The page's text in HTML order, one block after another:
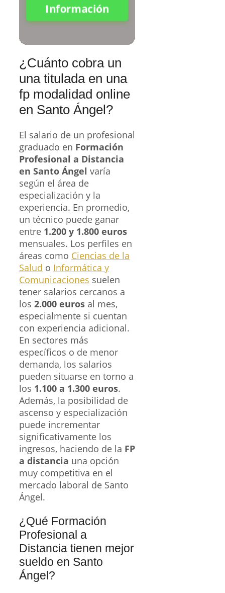
Información
¿Cuánto cobra un
una titulada en una
fp modalidad online
en Santo Ángel?
El salario de un profesional
graduado en Formación
Profesional a Distancia
en Santo Ángel varía
según el área de
especialización y la
experiencia. En promedio,
un técnico puede ganar
entre 1.200 y 1.800 euros
mensuales. Los perfiles en
áreas como Ciencias de la
Salud o Informática y
Comunicaciones suelen
tener salarios cercanos a
los 2.000 euros al mes,
especialmente si cuentan
con experiencia adicional.
En sectores más
específicos o de menor
demanda, los salarios
pueden situarse en torno a
los 1.100 a 1.300 euros.
Además, la posibilidad de
ascenso y especialización
puede incrementar
significativamente los
ingresos, haciendo de la FP
a distancia una opción
muy competitiva en el
mercado laboral de Santo
Ángel.
¿Qué Formación
Profesional a
Distancia tienen mejor
sueldo en Santo
Ángel?